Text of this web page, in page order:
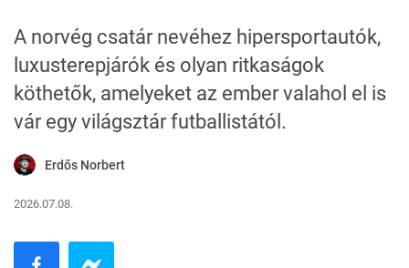
A norvég csatár nevéhez hipersportautók,
luxusterepjárók és olyan ritkaságok
köthetők, amelyeket az ember valahol el is
vár egy világsztár futballistától.
Erdős Norbert
2026.07.08.